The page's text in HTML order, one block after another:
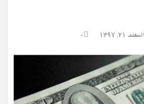
اسفند ۲۱, ۱۳۹۷ 0